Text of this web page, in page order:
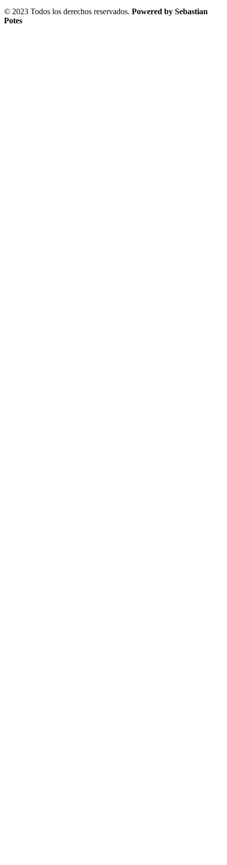
© 2023 Todos los derechos reservados. Powered by Sebastian
Potes